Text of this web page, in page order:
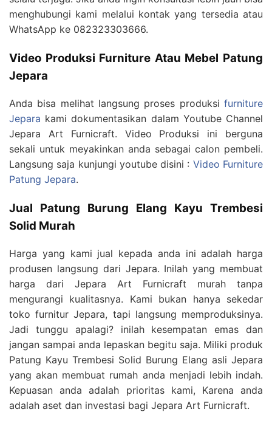
menghubungi kami melalui kontak yang tersedia atau
WhatsApp ke 082323303666.
Video Produksi Furniture Atau Mebel Patung
Jepara
Anda bisa melihat langsung proses produksi furniture
Jepara kami dokumentasikan dalam Youtube Channel
Jepara Art Furnicraft. Video Produksi ini berguna
sekali untuk meyakinkan anda sebagai calon pembeli.
Langsung saja kunjungi youtube disini : Video Furniture
Patung Jepara.
Jual Patung Burung Elang Kayu Trembesi
Solid Murah
Harga yang kami jual kepada anda ini adalah harga
produsen langsung dari Jepara. Inilah yang membuat
harga dari Jepara Art Furnicraft murah tanpa
mengurangi kualitasnya. Kami bukan hanya sekedar
toko furnitur Jepara, tapi langsung memproduksinya.
Jadi tunggu apalagi? inilah kesempatan emas dan
jangan sampai anda lepaskan begitu saja. Miliki produk
Patung Kayu Trembesi Solid Burung Elang asli Jepara
yang akan membuat rumah anda menjadi lebih indah.
Kepuasan anda adalah prioritas kami, Karena anda
adalah aset dan investasi bagi Jepara Art Furnicraft.